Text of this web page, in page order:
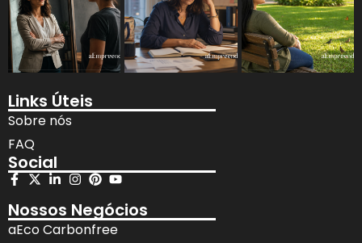
Links Úteis
Sobre nós
FAQ
Social
Nossos Negócios
aEco Carbonfree